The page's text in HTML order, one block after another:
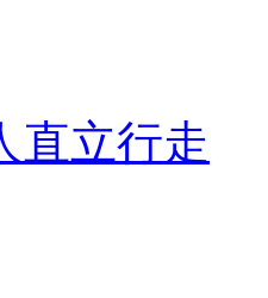
直立行走